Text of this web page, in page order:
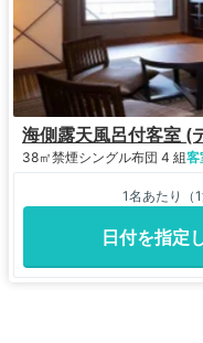
海側露天風呂付客室 (
38㎡禁煙シングル布団 4 組客
1名あたり（
日付を指定